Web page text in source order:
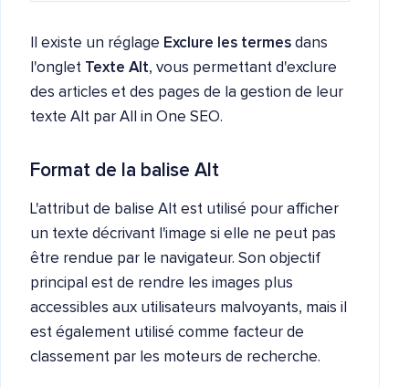
Il existe un réglage Exclure les termes dans
l'onglet Texte Alt, vous permettant d'exclure
des articles et des pages de la gestion de leur
texte Alt par All in One SEO.
Format de la balise Alt
L'attribut de balise Alt est utilisé pour afficher
un texte décrivant l'image si elle ne peut pas
être rendue par le navigateur. Son objectif
principal est de rendre les images plus
accessibles aux utilisateurs malvoyants, mais il
est également utilisé comme facteur de
classement par les moteurs de recherche.